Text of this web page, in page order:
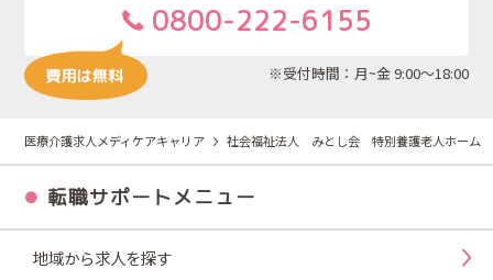
0800-222-6155
※受付時間：月~金 9:00～18:00
医療介護求人メディケアキャリア 社会福祉法人 みとし会 特別養護老人ホーム
転職サポートメニュー
地域から求人を探す